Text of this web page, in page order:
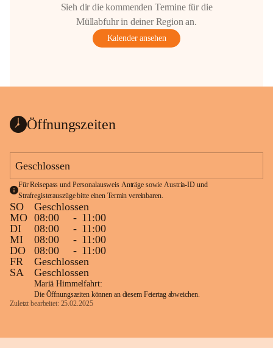
Sieh dir die kommenden Termine für die
Müllabfuhr in deiner Region an.
Kalender ansehen
Öffnungszeiten
Geschlossen
Für Reisepass und Personalausweis Anträge sowie Austria-ID und
Strafregisterauszüge bitte einen Termin vereinbaren.
SO
Geschlossen
MO 08:00 - 11:00
DI
08:00 - 11:00
MI
08:00 - 11:00
DO
08:00 - 11:00
FR
Geschlossen
SA
Geschlossen
Mariä Himmelfahrt:
Die Öffnungszeiten können an diesem Feiertag abweichen.
Zuletzt bearbeitet: 25.02.2025